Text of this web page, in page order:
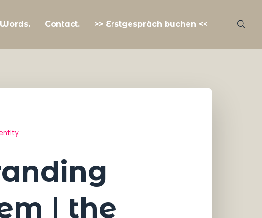
Words. Contact. >> Erstgespräch buchen <<
| the